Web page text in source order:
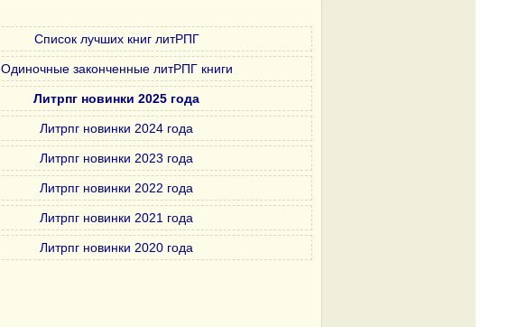
Список лучших книг литРПГ
Одиночные законченные литРПГ книги
Литрпг новинки 2025 года
Литрпг новинки 2024 года
Литрпг новинки 2023 года
Литрпг новинки 2022 года
Литрпг новинки 2021 года
Литрпг новинки 2020 года